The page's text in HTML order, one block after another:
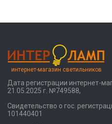
интернет-магазин светильников
Дата регистрации интернет-
21.05.2025 г. №749588,
Свидетельство о гос.
101440401